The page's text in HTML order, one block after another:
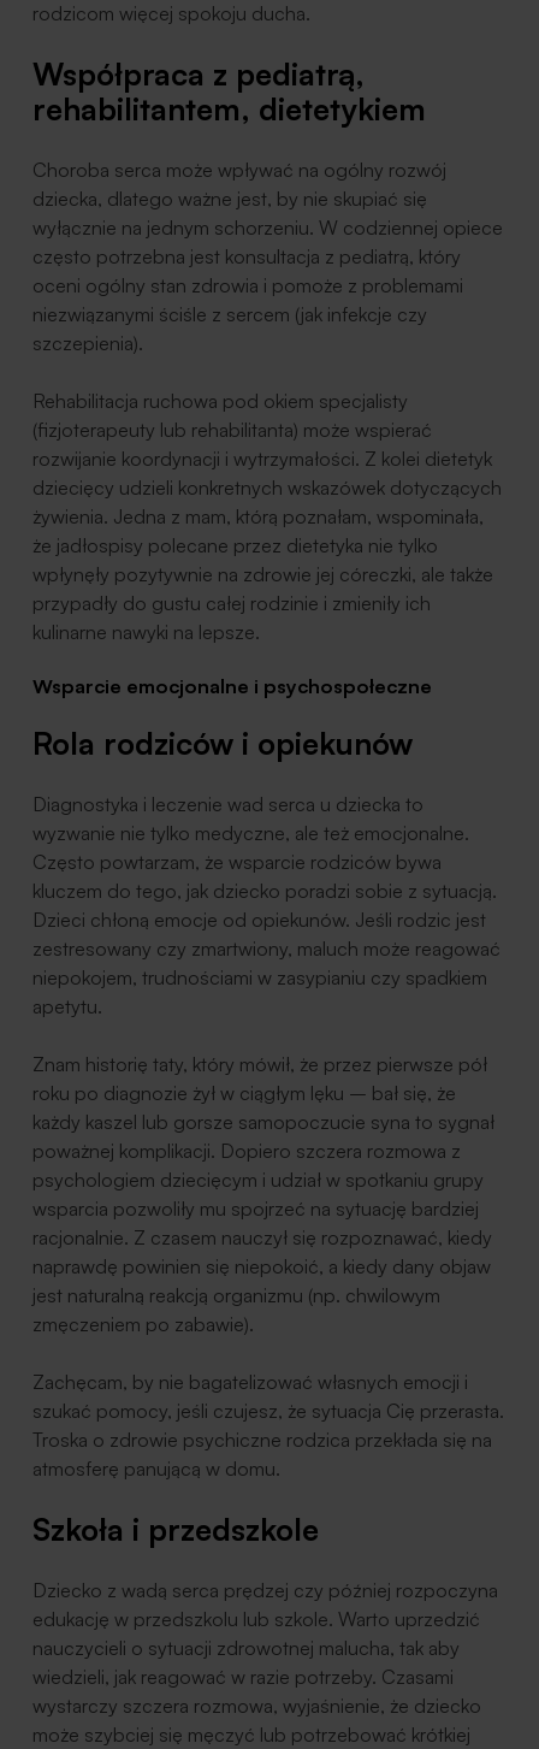
rodzicom więcej spokoju ducha.
Współpraca z pediatrą,
rehabilitantem, dietetykiem
Choroba serca może wpływać na ogólny rozwój
dziecka, dlatego ważne jest, by nie skupiać się
wyłącznie na jednym schorzeniu. W codziennej opiece
często potrzebna jest konsultacja z pediatrą, który
oceni ogólny stan zdrowia i pomoże z problemami
niezwiązanymi ściśle z sercem (jak infekcje czy
szczepienia).
Rehabilitacja ruchowa pod okiem specjalisty
(fizjoterapeuty lub rehabilitanta) może wspierać
rozwijanie koordynacji i wytrzymałości. Z kolei dietetyk
dziecięcy udzieli konkretnych wskazówek dotyczących
żywienia. Jedna z mam, którą poznałam, wspominała,
że jadłospisy polecane przez dietetyka nie tylko
wpłynęły pozytywnie na zdrowie jej córeczki, ale także
przypadły do gustu całej rodzinie i zmieniły ich
kulinarne nawyki na lepsze.
Wsparcie emocjonalne i psychospołeczne
Rola rodziców i opiekunów
Diagnostyka i leczenie wad serca u dziecka to
wyzwanie nie tylko medyczne, ale też emocjonalne.
Często powtarzam, że wsparcie rodziców bywa
kluczem do tego, jak dziecko poradzi sobie z sytuacją.
Dzieci chłoną emocje od opiekunów. Jeśli rodzic jest
zestresowany czy zmartwiony, maluch może reagować
niepokojem, trudnościami w zasypianiu czy spadkiem
apetytu.
Znam historię taty, który mówił, że przez pierwsze pół
roku po diagnozie żył w ciągłym lęku – bał się, że
każdy kaszel lub gorsze samopoczucie syna to sygnał
poważnej komplikacji. Dopiero szczera rozmowa z
psychologiem dziecięcym i udział w spotkaniu grupy
wsparcia pozwoliły mu spojrzeć na sytuację bardziej
racjonalnie. Z czasem nauczył się rozpoznawać, kiedy
naprawdę powinien się niepokoić, a kiedy dany objaw
jest naturalną reakcją organizmu (np. chwilowym
zmęczeniem po zabawie).
Zachęcam, by nie bagatelizować własnych emocji i
szukać pomocy, jeśli czujesz, że sytuacja Cię przerasta.
Troska o zdrowie psychiczne rodzica przekłada się na
atmosferę panującą w domu.
Szkoła i przedszkole
Dziecko z wadą serca prędzej czy później rozpoczyna
edukację w przedszkolu lub szkole. Warto uprzedzić
nauczycieli o sytuacji zdrowotnej malucha, tak aby
wiedzieli, jak reagować w razie potrzeby. Czasami
wystarczy szczera rozmowa, wyjaśnienie, że dziecko
może szybciej się męczyć lub potrzebować krótkiej